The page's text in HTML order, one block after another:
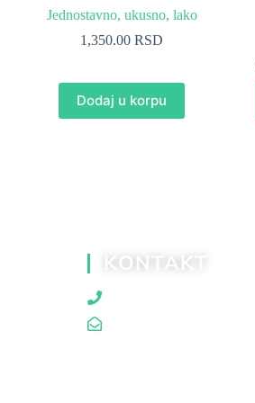
Jednostavno, ukusno, lako
1,350.00 RSD
Dodaj u korpu
KONTAKT